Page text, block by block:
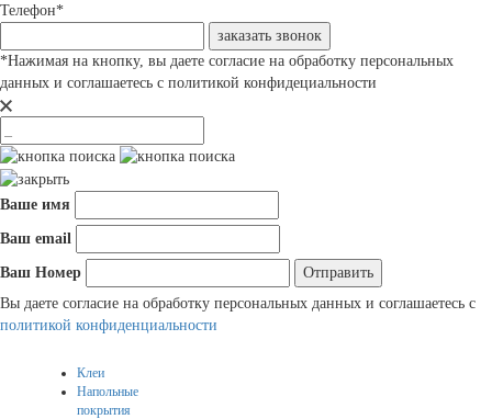
Телефон*
заказать звонок
*Нажимая на кнопку, вы даете согласие на обработку персональных
данных и соглашаетесь с политикой конфидециальности
Ваше имя
Ваш email
Ваш Номер
Вы даете согласие на обработку персональных данных и соглашаетесь c
политикой конфиденциальности
Клеи
Напольные
покрытия